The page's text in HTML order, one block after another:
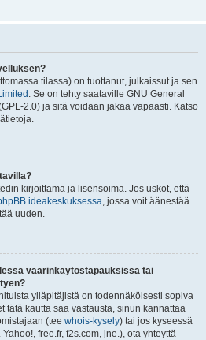
tilassa) on tuottanut, julkaissut ja sen
. Se on tehty saataville GNU General
2.0) ja sitä voidaan jakaa vapaasti. Katso
kirjoittama ja lisensoima. Jos uskot, että
ideakeskuksessa, jossa voit äänestää
uuden.
väärinkäytöstapauksissa tai
ylläpitäjistä on todennäköisesti sopiva
tätä kautta saa vastausta, sinun kannattaa
(tee whois-kysely) tai jos kyseessä
free.fr, f2s.com, jne.), ota yhteyttä